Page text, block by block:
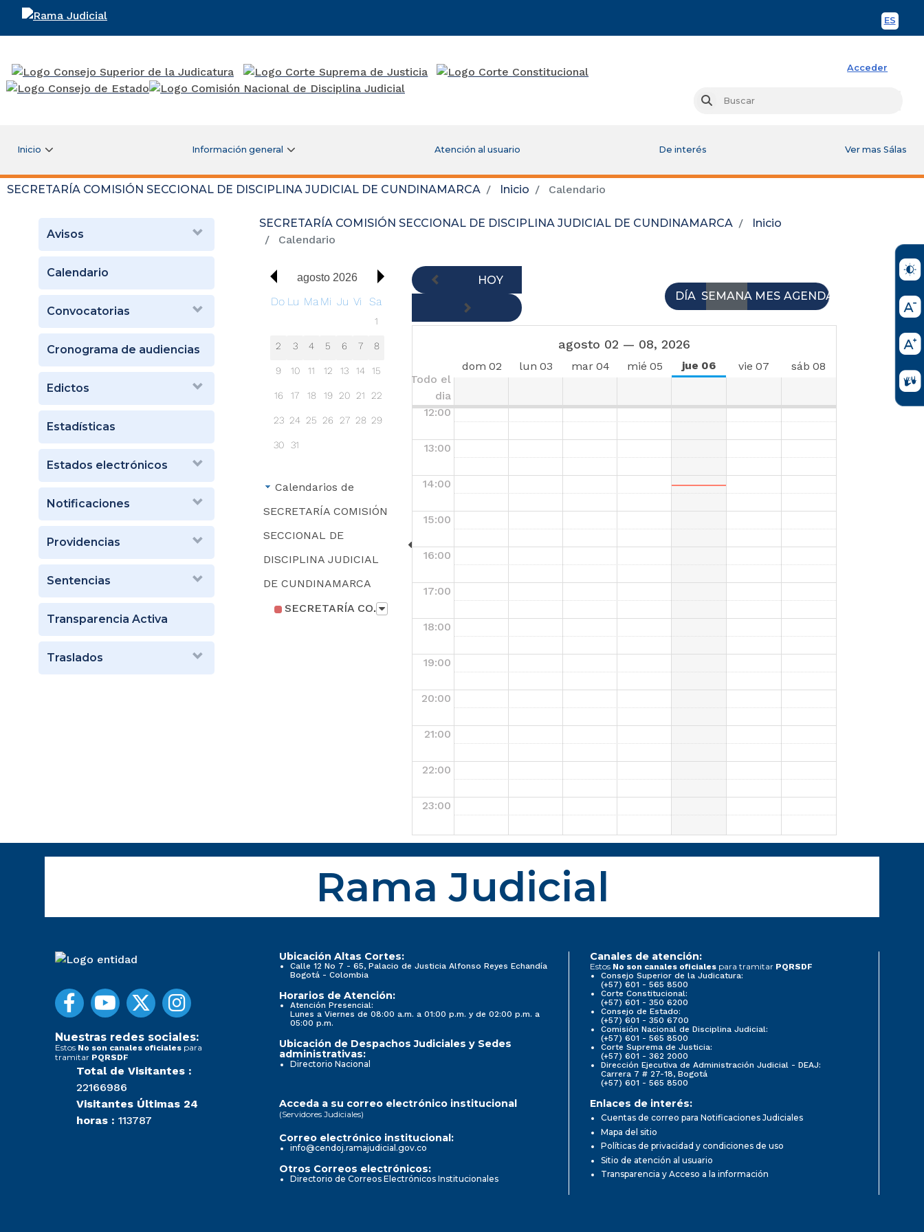
ES
Rama Judicial
Acceder
Buscar
Inicio Información general Atención al usuario De interés Ver mas Sálas
SECRETARÍA COMISIÓN SECCIONAL DE DISCIPLINA JUDICIAL DE CUNDINAMARCA Inicio Calendario
Avisos
Calendario
Convocatorias
Cronograma de audiencias
Edictos
Estadísticas
Estados electrónicos
Notificaciones
Providencias
Sentencias
Transparencia Activa
Traslados
SECRETARÍA COMISIÓN SECCIONAL DE DISCIPLINA JUDICIAL DE CUNDINAMARCA
Inicio
Calendario
agosto 2026
Do Lu Ma Mi Ju Vi Sa
1
2 3 4 5 6 7 8
9 10 11 12 13 14 15
16 17 18 19 20 21 22
23 24 25 26 27 28 29
30 31
Calendarios de
SECRETARÍA COMISIÓN
SECCIONAL DE
DISCIPLINA JUDICIAL
DE CUNDINAMARCA
SECRETARÍA COMISIÓN SECCIONAL DE DISCIPLINA JUDICIAL DE CUNDINAMARCA
HOY
DÍA SEMANA MES AGENDA
agosto 02 — 08, 2026
dom 02 lun 03 mar 04 mié 05 jue 06 vie 07 sáb 08
Todo el
dia
06:00
08:00
11:00
12:00
13:00
14:00
15:00
16:00
17:00
18:00
19:00
20:00
21:00
22:00
23:00
Rama Judicial
Nuestras redes sociales:
Estos No son canales oficiales para
tramitar PQRSDF
Total de Visitantes :
22166986
Visitantes Últimas 24
horas : 113787
Ubicación Altas Cortes:
Calle 12 No 7 - 65, Palacio de Justicia Alfonso Reyes Echandía
Bogotá - Colombia
Horarios de Atención:
Atención Presencial:
Lunes a Viernes de 08:00 a.m. a 01:00 p.m. y de 02:00 p.m. a
05:00 p.m.
Ubicación de Despachos Judiciales y Sedes
administrativas:
Directorio Nacional
Canales de atención:
Estos No son canales oficiales para tramitar PQRSDF
Consejo Superior de la Judicatura:
(+57) 601 - 565 8500
Corte Constitucional:
(+57) 601 - 350 6200
Consejo de Estado:
(+57) 601 - 350 6700
Comisión Nacional de Disciplina Judicial:
(+57) 601 - 565 8500
Corte Suprema de Justicia:
(+57) 601 - 362 2000
Dirección Ejecutiva de Administración Judicial - DEAJ:
Carrera 7 # 27-18, Bogotá
(+57) 601 - 565 8500
Acceda a su correo electrónico institucional
(Servidores Judiciales)
Correo electrónico institucional:
info@cendoj.ramajudicial.gov.co
Otros Correos electrónicos:
Directorio de Correos Electrónicos Institucionales
Enlaces de interés:
Cuentas de correo para Notificaciones Judiciales
Mapa del sitio
Políticas de privacidad y condiciones de uso
Sitio de atención al usuario
Transparencia y Acceso a la información